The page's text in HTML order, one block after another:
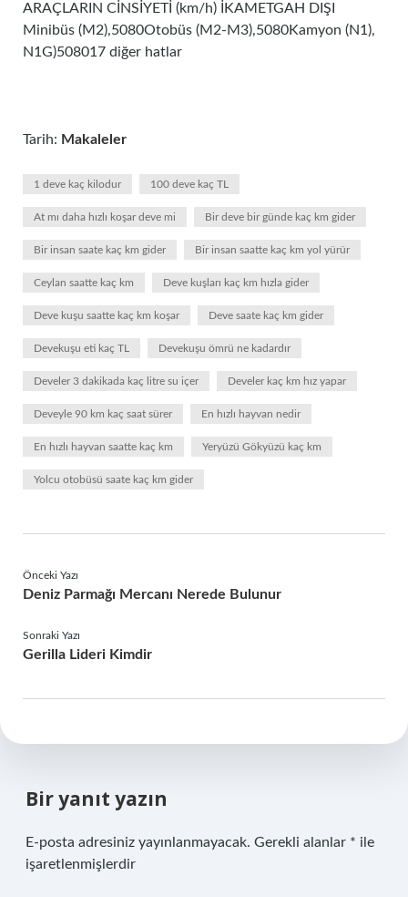
ARAÇLARIN CİNSİYETİ (km/h) İKAMETGAH DIŞI
Minibüs (M2),5080Otobüs (M2-M3),5080Kamyon (N1),
N1G)508017 diğer hatlar
Tarih: Makaleler
1 deve kaç kilodur 100 deve kaç TL
At mı daha hızlı koşar deve mi Bir deve bir günde kaç km gider
Bir insan saate kaç km gider Bir insan saatte kaç km yol yürür
Ceylan saatte kaç km Deve kuşları kaç km hızla gider
Deve kuşu saatte kaç km koşar Deve saate kaç km gider
Devekuşu eti kaç TL Devekuşu ömrü ne kadardır
Develer 3 dakikada kaç litre su içer Develer kaç km hız yapar
Deveyle 90 km kaç saat sürer En hızlı hayvan nedir
En hızlı hayvan saatte kaç km Yeryüzü Gökyüzü kaç km
Yolcu otobüsü saate kaç km gider
Önceki Yazı
Deniz Parmağı Mercanı Nerede Bulunur
Sonraki Yazı
Gerilla Lideri Kimdir
Bir yanıt yazın
E-posta adresiniz yayınlanmayacak. Gerekli alanlar * ile
işaretlenmişlerdir